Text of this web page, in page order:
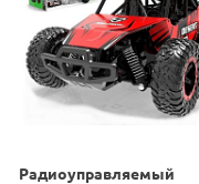
Радиоуправляемый